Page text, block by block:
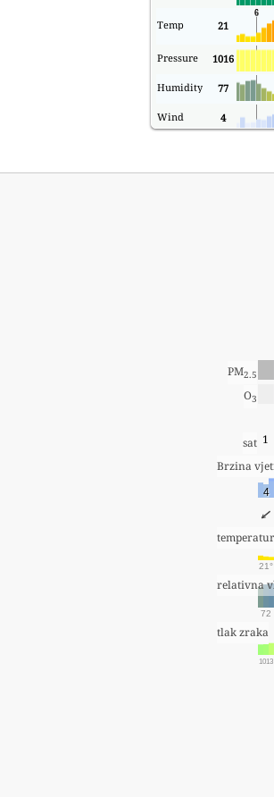
Temp 21
Pressure 1016
Humidity 77
Wind 4
PM2.5
O3
sat 1
Brzina
4
21°
relativna
72
tlak zraka
1013